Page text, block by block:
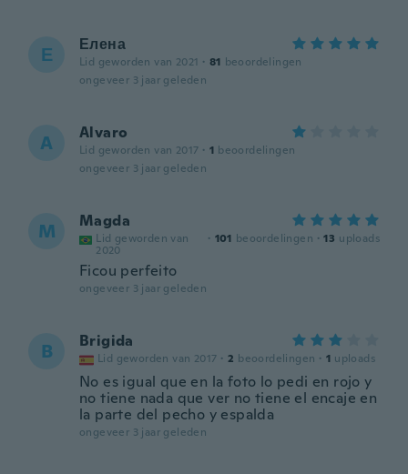
Е Елена
Lid geworden van 2021 · 81 beoordelingen
ongeveer 3 jaar geleden
A Alvaro
Lid geworden van 2017 · 1 beoordelingen
ongeveer 3 jaar geleden
M Magda
Lid geworden van
2020
· 101 beoordelingen · 13 uploads
Ficou perfeito
ongeveer 3 jaar geleden
B Brigida
Lid geworden van 2017 · 2 beoordelingen · 1 uploads
No es igual que en la foto lo pedi en rojo y
no tiene nada que ver no tiene el encaje en
la parte del pecho y espalda
ongeveer 3 jaar geleden